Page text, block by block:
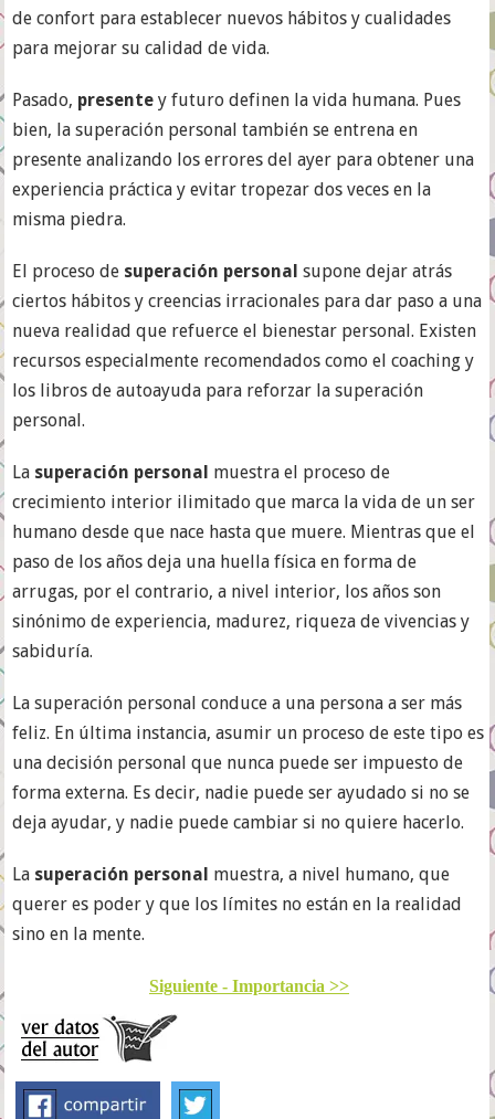
de confort para establecer nuevos hábitos y cualidades
para mejorar su calidad de vida.
Pasado, presente y futuro definen la vida humana. Pues
bien, la superación personal también se entrena en
presente analizando los errores del ayer para obtener una
experiencia práctica y evitar tropezar dos veces en la
misma piedra.
El proceso de superación personal supone dejar atrás
ciertos hábitos y creencias irracionales para dar paso a una
nueva realidad que refuerce el bienestar personal. Existen
recursos especialmente recomendados como el coaching y
los libros de autoayuda para reforzar la superación
personal.
La superación personal muestra el proceso de
crecimiento interior ilimitado que marca la vida de un ser
humano desde que nace hasta que muere. Mientras que el
paso de los años deja una huella física en forma de
arrugas, por el contrario, a nivel interior, los años son
sinónimo de experiencia, madurez, riqueza de vivencias y
sabiduría.
La superación personal conduce a una persona a ser más
feliz. En última instancia, asumir un proceso de este tipo es
una decisión personal que nunca puede ser impuesto de
forma externa. Es decir, nadie puede ser ayudado si no se
deja ayudar, y nadie puede cambiar si no quiere hacerlo.
La superación personal muestra, a nivel humano, que
querer es poder y que los límites no están en la realidad
sino en la mente.
Siguiente - Importancia >>